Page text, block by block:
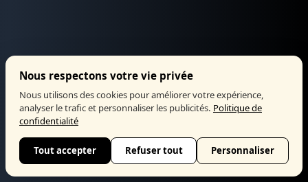
Nous respectons votre vie privée
Nous utilisons des cookies pour améliorer votre expérience,
analyser le trafic et personnaliser les publicités. Politique de
confidentialité
Tout accepter Refuser tout Personnaliser